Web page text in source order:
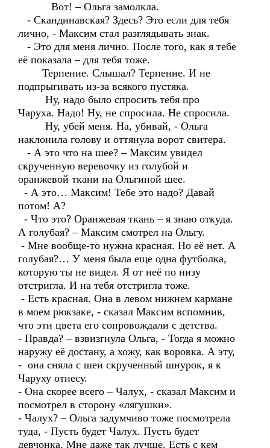
Вот! – Ольга замолкла.
- Скандинавская? Здесь? Это если для тебя
лично, - Максим стал разглядывать знак.
- Это для меня лично. После того, как я тебе
её показала – для тебя тоже.
Терпение. Слышал? Терпение. И не
подпрыгивать из-за всякого пустяка.
Ну, надо было спросить тебя про
Чаруха. Надо! Ну, не спросила. Не спросила.
Ну, убей меня. На, убивай, - Ольга
наклонила голову и оттянула ворот свитера.
- А это что на шее? – Максим увидел
скрученную веревочку из голубой и
оранжевой ткани на Ольгиной шее.
- А это… Максим! Тебе это надо? Давай
потом! А?
- Что это? Оранжевая ткань – я знаю откуда.
А голубая? – Максим смотрел на Ольгу.
- Мне вообще-то нужна красная. Но её нет. А
голубая?… У меня была еще одна футболка,
которую ты не видел. Я от неё по низу
отстригла. И на тебя отстригла тоже.
- Есть красная. Она в левом нижнем кармане
в моем рюкзаке, - сказал Максим вспомнив,
что эти цвета его сопровождали с детства.
- Правда? – взвизгнула Ольга, - Тогда я можно
наружу её достану, а хожу, как воровка. А эту,
- она сняла с шеи скрученный шнурок, я к
Чаруху отнесу.
- Она скорее всего – Чалух, - сказал Максим и
посмотрел в сторону «лягушки».
- Чалух? – Ольга задумчиво тоже посмотрела
туда, - Пусть будет Чалух. Пусть будет
девчонка. Мне даже так лучше. Есть с кем